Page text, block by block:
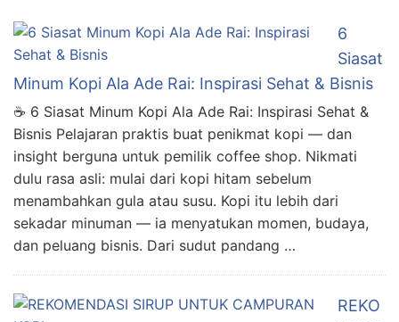
6
Siasat
Minum Kopi Ala Ade Rai: Inspirasi Sehat & Bisnis
☕ 6 Siasat Minum Kopi Ala Ade Rai: Inspirasi Sehat &
Bisnis Pelajaran praktis buat penikmat kopi — dan
insight berguna untuk pemilik coffee shop. Nikmati
dulu rasa asli: mulai dari kopi hitam sebelum
menambahkan gula atau susu. Kopi itu lebih dari
sekadar minuman — ia menyatukan momen, budaya,
dan peluang bisnis. Dari sudut pandang …
REKO